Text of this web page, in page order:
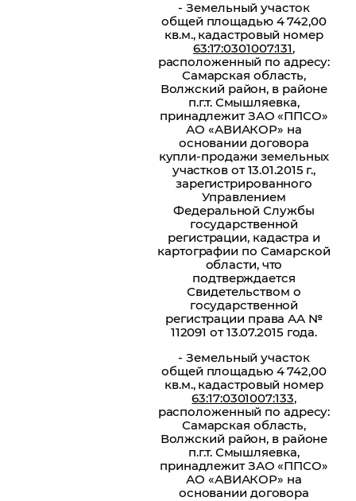
- Земельный участок
общей площадью 4 742,00
кв.м., кадастровый номер
63:17:0301007:131,
расположенный по адресу:
Самарская область,
Волжский район, в районе
п.г.т. Смышляевка,
принадлежит ЗАО «ППСО»
АО «АВИАКОР» на
основании договора
купли-продажи земельных
участков от 13.01.2015 г.,
зарегистрированного
Управлением
Федеральной Службы
государственной
регистрации, кадастра и
картографии по Самарской
области, что
подтверждается
Свидетельством о
государственной
регистрации права АА №
112091 от 13.07.2015 года.
- Земельный участок
общей площадью 4 742,00
кв.м., кадастровый номер
63:17:0301007:133,
расположенный по адресу:
Самарская область,
Волжский район, в районе
п.г.т. Смышляевка,
принадлежит ЗАО «ППСО»
АО «АВИАКОР» на
основании договора